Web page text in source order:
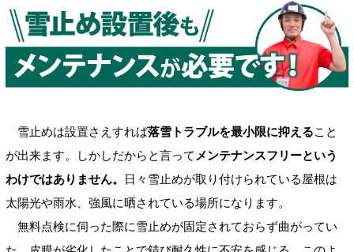
雪止めは設置さえすれば落雪トラブルを最小限に抑えること
が出来ます。しかしだからと言って メンテナンスフリーという
わけではありません。
日々雪止めが取り付けられている屋根は
太陽光や雨水、強風に晒されている場所になります。
無料点検に伺った際に雪止めが固定されておらず曲がってい